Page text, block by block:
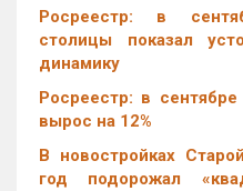
Росреестр: в
столицы показал
динамику
Росреестр: в
вырос на 12%
В новостройках
год подорожал